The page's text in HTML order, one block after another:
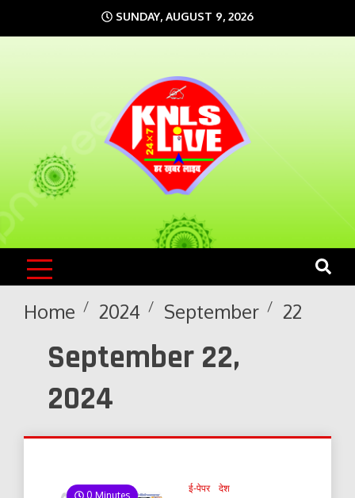
to
SUNDAY, AUGUST 9, 2026
KNLS LIVE
India`s No.1 News Portal
Home 2024 September 22
September 22,
2024
0 Minutes
ई-पेपर देश